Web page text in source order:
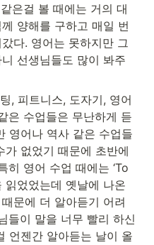
은걸 볼 때에는 거의 대
양해를 구하고 매일 번
다. 영어는 못하지만 그
선생님들도 많이 봐주
, 피트니스, 도자기, 영어
은 수업들은 무난하게 듣
영어나 역사 같은 수업들
없었기 때문에 초반에
히 영어 수업 때에는 ‘To
었었는데 옛날에 나온
문에 더 알아듣기 어려
들이 말을 너무 빨리 하신
언젠간 알아듣는 날이 올